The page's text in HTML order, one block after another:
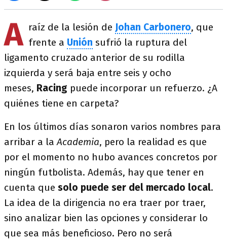
A raíz de la lesión de Johan Carbonero, que
frente a Unión sufrió la ruptura del
ligamento cruzado anterior de su rodilla
izquierda y será baja entre seis y ocho
meses, Racing puede incorporar un refuerzo. ¿A
quiénes tiene en carpeta?
En los últimos días sonaron varios nombres para
arribar a laAcademia, pero la realidad es que
por el momento no hubo avances concretos por
ningún futbolista. Además, hay que tener en
cuenta que solo puede ser del mercado local.
La idea de la dirigencia no era traer por traer,
sino analizar bien las opciones y considerar lo
que sea más beneficioso. Pero no será